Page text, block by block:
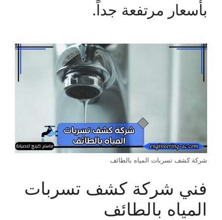
بأسعار مرتفعة جداً.
شركة كشف تسربات المياه بالطائف
فني شركة كشف تسربات
المياه بالطائف